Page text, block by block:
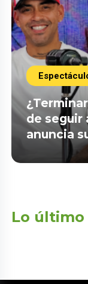
de seguir
anuncia
Lo último